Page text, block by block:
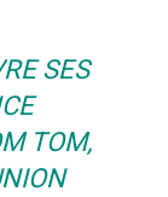
SES
TOM,